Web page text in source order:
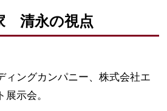
清永の視点
ィングカンパニー、株式会社エ
示会。